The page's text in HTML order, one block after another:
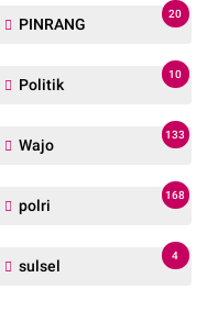
PINRANG
20
Politik
10
Wajo
133
polri
168
sulsel
4